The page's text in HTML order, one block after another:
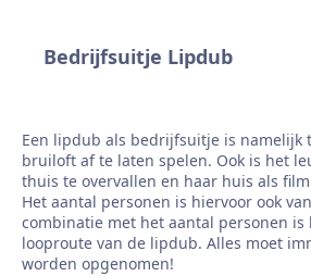
Bedrijfsuitje Lipdub
Een lipdub als bedrijfsuitje is namelijk
bruiloft af te laten spelen. Ook is het
thuis te overvallen en haar huis als
Het aantal personen is hiervoor ook
combinatie met het aantal personen is
looproute van de lipdub. Alles moet
worden opgenomen!